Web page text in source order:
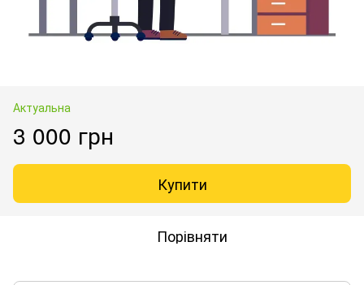
Актуальна
3 000 грн
Купити
Порівняти